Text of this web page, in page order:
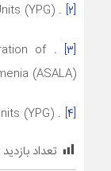
[۲] . The People’s Defense Units (YPG)
[۳]
of
(ASALA)
[۴] . The People’s Defense Units (YPG)
تعداد